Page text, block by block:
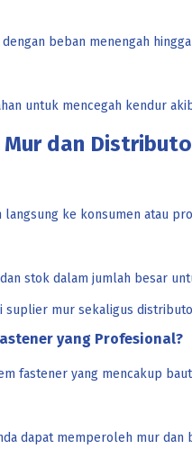
beban menengah
untuk mencegah kendur
dan
langsung ke konsumen atau
stok dalam jumlah besar
suplier mur sekaligus
yang Profesional?
fastener yang mencakup
dapat memperoleh mur dan